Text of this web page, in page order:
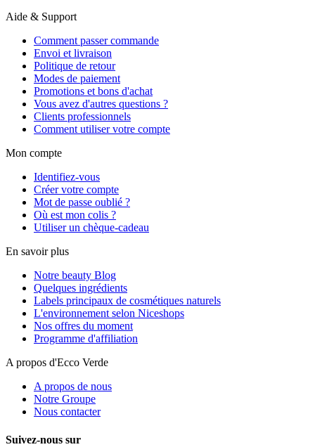
Aide & Support
Comment passer commande
Envoi et livraison
Politique de retour
Modes de paiement
Promotions et bons d'achat
Vous avez d'autres questions ?
Clients professionnels
Comment utiliser votre compte
Mon compte
Identifiez-vous
Créer votre compte
Mot de passe oublié ?
Où est mon colis ?
Utiliser un chèque-cadeau
En savoir plus
Notre beauty Blog
Quelques ingrédients
Labels principaux de cosmétiques naturels
L'environnement selon Niceshops
Nos offres du moment
Programme d'affiliation
A propos d'Ecco Verde
A propos de nous
Notre Groupe
Nous contacter
Suivez-nous sur